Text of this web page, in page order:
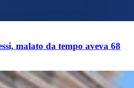
malato da tempo aveva 68